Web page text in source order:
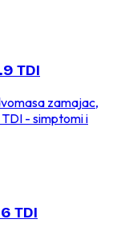
TDI
zamajac,
- simptomi i
TDI